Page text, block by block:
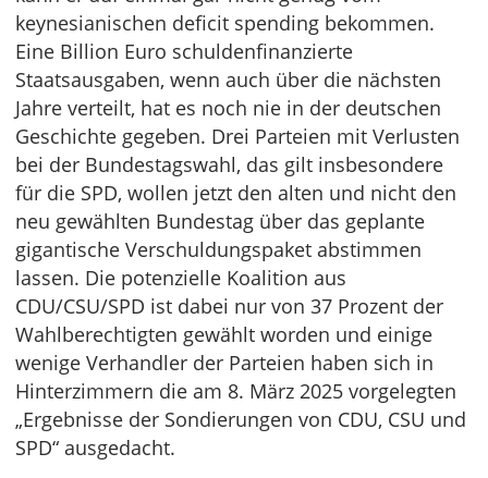
keynesianischen deficit spending bekommen.
Eine Billion Euro schuldenfinanzierte
Staatsausgaben, wenn auch über die nächsten
Jahre verteilt, hat es noch nie in der deutschen
Geschichte gegeben. Drei Parteien mit Verlusten
bei der Bundestagswahl, das gilt insbesondere
für die SPD, wollen jetzt den alten und nicht den
neu gewählten Bundestag über das geplante
gigantische Verschuldungspaket abstimmen
lassen. Die potenzielle Koalition aus
CDU/CSU/SPD ist dabei nur von 37 Prozent der
Wahlberechtigten gewählt worden und einige
wenige Verhandler der Parteien haben sich in
Hinterzimmern die am 8. März 2025 vorgelegten
„Ergebnisse der Sondierungen von CDU, CSU und
SPD“ ausgedacht.